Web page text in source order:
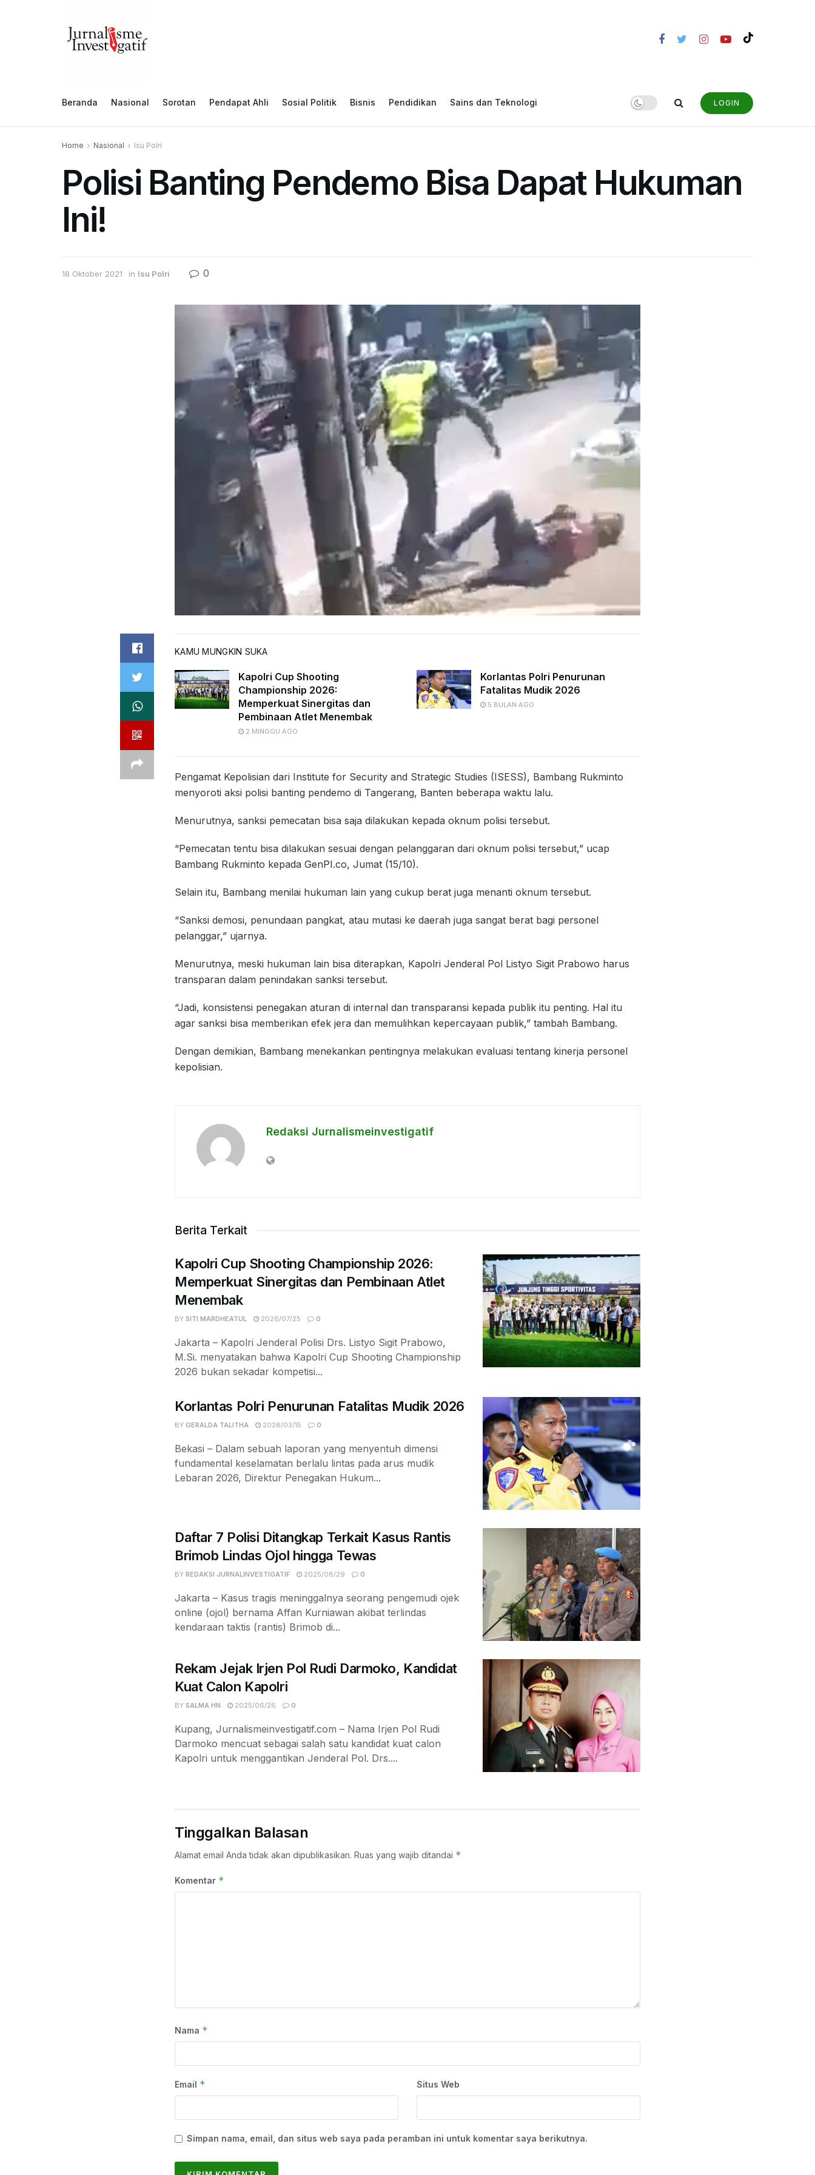
Beranda Nasional Sorotan Pendapat Ahli Sosial Politik Bisnis Pendidikan Sains dan Teknologi LOGIN
Home Nasional Isu Polri
Polisi Banting Pendemo Bisa Dapat Hukuman
Ini!
18 Oktober 2021 in Isu Polri 0
KAMU MUNGKIN SUKA
Kapolri Cup Shooting
Championship 2026:
Memperkuat Sinergitas dan
Pembinaan Atlet Menembak
2 MINGGU AGO
Korlantas Polri Penurunan
Fatalitas Mudik 2026
5 BULAN AGO
Pengamat Kepolisian dari Institute for Security and Strategic Studies (ISESS), Bambang Rukminto
menyoroti aksi polisi banting pendemo di Tangerang, Banten beberapa waktu lalu.
Menurutnya, sanksi pemecatan bisa saja dilakukan kepada oknum polisi tersebut.
“Pemecatan tentu bisa dilakukan sesuai dengan pelanggaran dari oknum polisi tersebut,” ucap
Bambang Rukminto kepada GenPI.co, Jumat (15/10).
Selain itu, Bambang menilai hukuman lain yang cukup berat juga menanti oknum tersebut.
“Sanksi demosi, penundaan pangkat, atau mutasi ke daerah juga sangat berat bagi personel
pelanggar,” ujarnya.
Menurutnya, meski hukuman lain bisa diterapkan, Kapolri Jenderal Pol Listyo Sigit Prabowo harus
transparan dalam penindakan sanksi tersebut.
“Jadi, konsistensi penegakan aturan di internal dan transparansi kepada publik itu penting. Hal itu
agar sanksi bisa memberikan efek jera dan memulihkan kepercayaan publik,” tambah Bambang.
Dengan demikian, Bambang menekankan pentingnya melakukan evaluasi tentang kinerja personel
kepolisian.
Redaksi Jurnalismeinvestigatif
Berita Terkait
Kapolri Cup Shooting Championship 2026:
Memperkuat Sinergitas dan Pembinaan Atlet
Menembak
BY SITI MARDHEATUL 2026/07/25 0
Jakarta – Kapolri Jenderal Polisi Drs. Listyo Sigit Prabowo,
M.Si. menyatakan bahwa Kapolri Cup Shooting Championship
2026 bukan sekadar kompetisi...
Korlantas Polri Penurunan Fatalitas Mudik 2026
BY GERALDA TALITHA 2026/03/15 0
Bekasi – Dalam sebuah laporan yang menyentuh dimensi
fundamental keselamatan berlalu lintas pada arus mudik
Lebaran 2026, Direktur Penegakan Hukum...
Daftar 7 Polisi Ditangkap Terkait Kasus Rantis
Brimob Lindas Ojol hingga Tewas
BY REDAKSI JURNALINVESTIGATIF 2025/08/29 0
Jakarta – Kasus tragis meninggalnya seorang pengemudi ojek
online (ojol) bernama Affan Kurniawan akibat terlindas
kendaraan taktis (rantis) Brimob di...
Rekam Jejak Irjen Pol Rudi Darmoko, Kandidat
Kuat Calon Kapolri
BY SALMA HN 2025/06/26 0
Kupang, Jurnalismeinvestigatif.com – Nama Irjen Pol Rudi
Darmoko mencuat sebagai salah satu kandidat kuat calon
Kapolri untuk menggantikan Jenderal Pol. Drs....
Tinggalkan Balasan
Alamat email Anda tidak akan dipublikasikan. Ruas yang wajib ditandai *
Komentar *
Nama *
Email * Situs Web
Simpan nama, email, dan situs web saya pada peramban ini untuk komentar saya berikutnya.